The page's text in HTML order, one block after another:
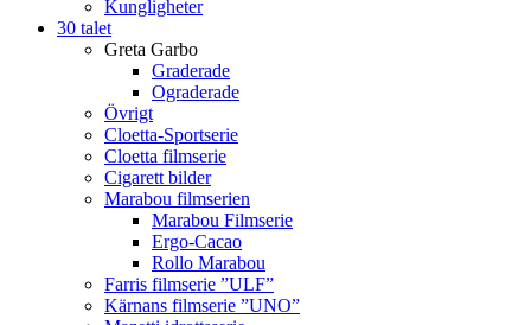
Kungligheter
30 talet
Greta Garbo
Graderade
Ograderade
Övrigt
Cloetta-Sportserie
Cloetta filmserie
Cigarett bilder
Marabou filmserien
Marabou Filmserie
Ergo-Cacao
Rollo Marabou
Farris filmserie ”ULF”
Kärnans filmserie ”UNO”